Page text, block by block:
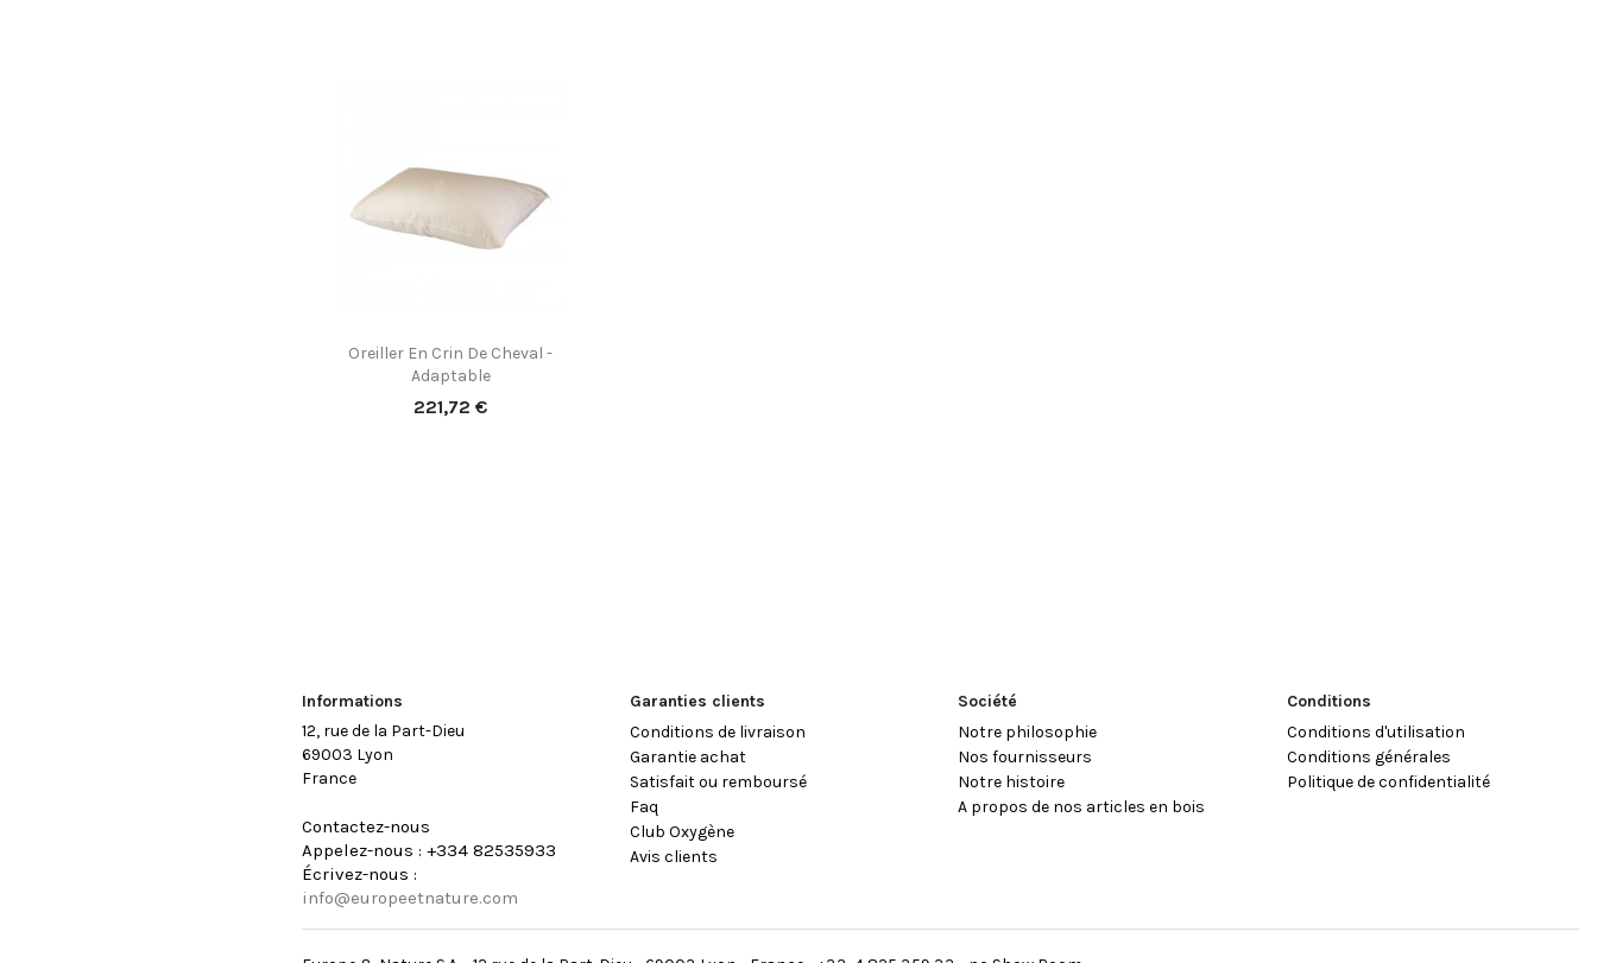
Oreiller En Crin De Cheval -
Adaptable
Prix
221,72 €
Aperçu rapide
Informations
12, rue de la Part-Dieu
69003 Lyon
France
Contactez-nous
Appelez-nous : +334 82535933
Écrivez-nous :
info@europeetnature.com
Garanties clients
Conditions de livraison
Garantie achat
Satisfait ou remboursé
Faq
Club Oxygène
Avis clients
Société
Notre philosophie
Nos fournisseurs
Notre histoire
A propos de nos articles en bois
Conditions
Conditions d'utilisation
Conditions générales
Politique de confidentialité